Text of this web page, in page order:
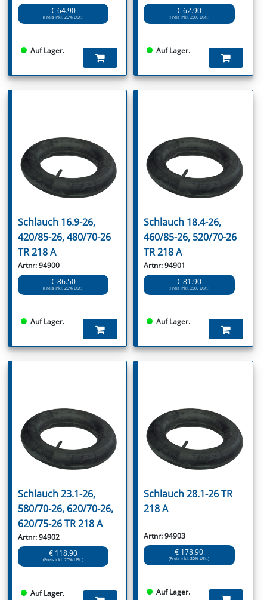
€ 64.90
(Preis inkl. 20% USt.)
Auf Lager.
€ 62.90
(Preis inkl. 20% USt.)
Auf Lager.
Schlauch 16.9-26,
420/85-26, 480/70-26
TR 218 A
Artnr: 94900
€ 86.50
(Preis inkl. 20% USt.)
Auf Lager.
Schlauch 18.4-26,
460/85-26, 520/70-26
TR 218 A
Artnr: 94901
€ 81.90
(Preis inkl. 20% USt.)
Auf Lager.
Schlauch 23.1-26,
580/70-26, 620/70-26,
620/75-26 TR 218 A
Artnr: 94902
€ 118.90
(Preis inkl. 20% USt.)
Auf Lager.
Schlauch 28.1-26 TR
218 A
Artnr: 94903
€ 178.90
(Preis inkl. 20% USt.)
Auf Lager.